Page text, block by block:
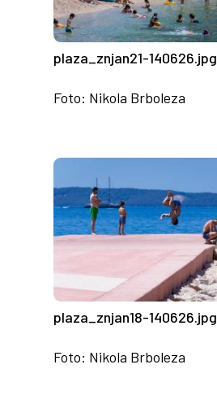
plaza_znjan21-140626.jpg
Foto: Nikola Brboleza
plaza_znjan18-140626.jpg
Foto: Nikola Brboleza